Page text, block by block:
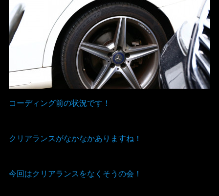
コーディング前の状況です！
クリアランスがなかなかありますね！
今回はクリアランスをなくそうの会！